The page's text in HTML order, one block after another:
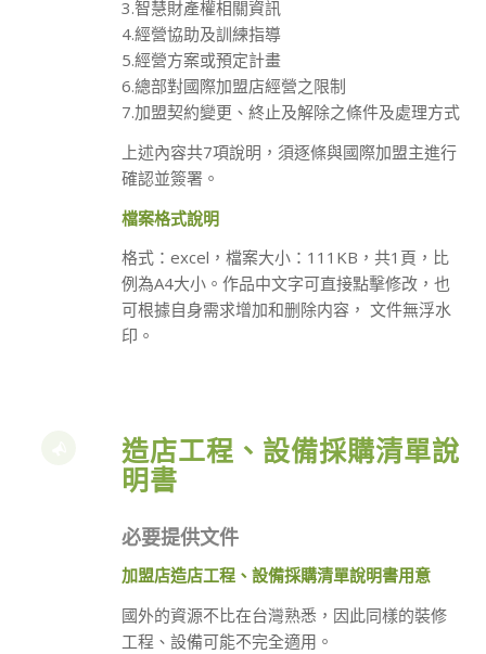
3.智慧財產權相關資訊
4.經營協助及訓練指導
5.經營方案或預定計畫
6.總部對國際加盟店經營之限制
7.加盟契約變更、終止及解除之條件及處理方式
上述內容共7項說明，須逐條與國際加盟主進行
確認並簽署。
檔案格式說明
格式：excel，檔案大小：111KB，共1頁，比
例為A4大小。作品中文字可直接點擊修改，也
可根據自身需求增加和删除内容， 文件無浮水
印。
造店工程、設備採購清單說
明書
必要提供文件
加盟店造店工程、設備採購清單說明書用意
國外的資源不比在台灣熟悉，因此同樣的裝修
工程、設備可能不完全適用。